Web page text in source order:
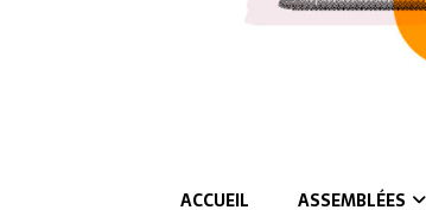
ACCUEIL ASSEMBLÉES